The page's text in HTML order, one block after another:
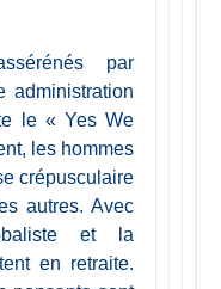
par
administration
le « Yes We
les hommes
crépusculaire
autres. Avec
et la
en retraite.